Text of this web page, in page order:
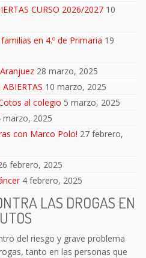
CURSO 2026/2027 10
en 4.º de Primaria 19
28 marzo, 2025
10 marzo, 2025
al colegio 5 marzo, 2025
marzo, 2025
con Marco Polo! 27 febrero,
febrero, 2025
4 febrero, 2025
LAS DROGAS EN
del riesgo y grave problema
tanto en las personas que